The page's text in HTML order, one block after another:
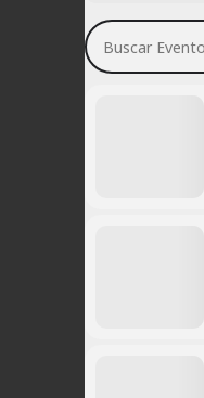
Buscar Eventos